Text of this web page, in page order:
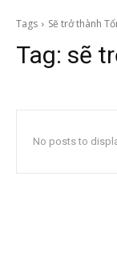
Tags Sẽ trở thành
Tag: sẽ
No posts to